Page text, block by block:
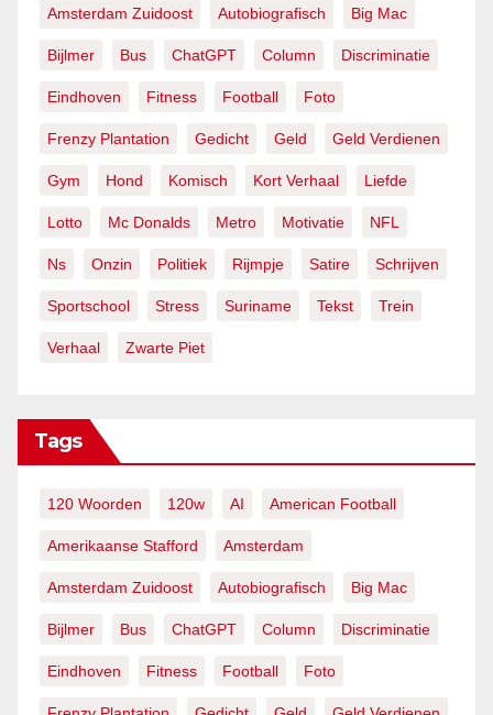
Amsterdam Zuidoost Autobiografisch Big Mac
Bijlmer Bus ChatGPT Column Discriminatie
Eindhoven Fitness Football Foto
Frenzy Plantation Gedicht Geld Geld Verdienen
Gym Hond Komisch Kort Verhaal Liefde
Lotto Mc Donalds Metro Motivatie NFL
Ns Onzin Politiek Rijmpje Satire Schrijven
Sportschool Stress Suriname Tekst Trein
Verhaal Zwarte Piet
Tags
120 Woorden 120w AI American Football
Amerikaanse Stafford Amsterdam
Amsterdam Zuidoost Autobiografisch Big Mac
Bijlmer Bus ChatGPT Column Discriminatie
Eindhoven Fitness Football Foto